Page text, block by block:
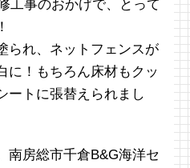
工事のおかげで、とって
られ、ネットフェンスが
に！もちろん床材もクッ
ートに張替えられまし
南房総市千倉B&G海洋セ